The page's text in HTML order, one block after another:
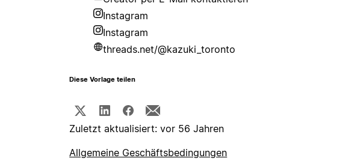
Instagram
Instagram
threads.net/@kazuki_toronto
Diese Vorlage teilen
Zuletzt aktualisiert: vor 56 Jahren
Allgemeine Geschäftsbedingungen